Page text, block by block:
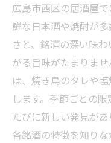
広島市西区の居酒屋
鮮な日本酒や焼酎が
さと、銘酒の深い味
がる旨味がたまりま
は、焼き鳥のタレや
します。季節ごとの
たびに新しい発見があ
各銘酒の特徴を知り